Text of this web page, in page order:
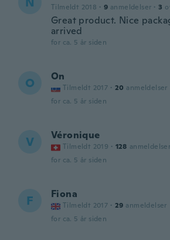
Tilmeldt 2018 · 9 anmeldelser · 3
Great product. Nice
arrived
for ca. 5 år siden
O On
Tilmeldt 2017 · 20 anmeldelser
for ca. 5 år siden
V Véronique
Tilmeldt 2019 · 128 anmeldelser
for ca. 5 år siden
F Fiona
Tilmeldt 2017 · 29 anmeldelser
for ca. 5 år siden